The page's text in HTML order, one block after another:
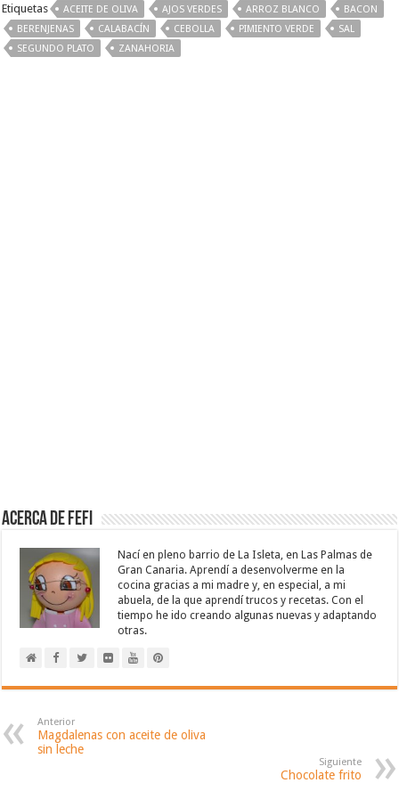
Etiquetas ACEITE DE OLIVA AJOS VERDES ARROZ BLANCO
BACON
BERENJENAS
CALABACÍN CEBOLLA PIMIENTO VERDE
SAL
SEGUNDO PLATO
ZANAHORIA
Acerca de Fefi
Nací en pleno barrio de La Isleta, en Las Palmas de
Gran Canaria. Aprendí a desenvolverme en la
cocina gracias a mi madre y, en especial, a mi
abuela, de la que aprendí trucos y recetas. Con el
tiempo he ido creando algunas nuevas y adaptando
otras.
Anterior
Magdalenas con aceite de oliva
sin leche
Siguiente
Chocolate frito